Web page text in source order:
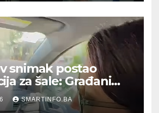
snimak postao
za šale: Građani
poslali poruku
SMARTINFO.BA